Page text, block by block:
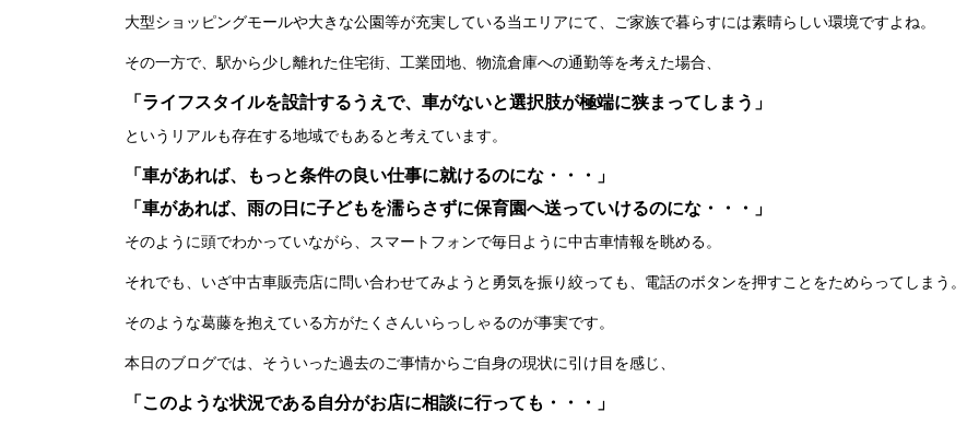
大型ショッピングモールや大きな公園等が充実している当エリアにて、ご家族で暮らすには素晴らしい環境ですよね。
その一方で、駅から少し離れた住宅街、工業団地、物流倉庫への通勤等を考えた場合、
「ライフスタイルを設計するうえで、車がないと選択肢が極端に狭まってしまう」
というリアルも存在する地域でもあると考えています。
「車があれば、もっと条件の良い仕事に就けるのにな・・・」
「車があれば、雨の日に子どもを濡らさずに保育園へ送っていけるのにな・・・」
そのように頭でわかっていながら、スマートフォンで毎日ように中古車情報を眺める。
それでも、いざ中古車販売店に問い合わせてみようと勇気を振り絞っても、電話のボタンを押すことをためらってしまう。
そのような葛藤を抱えている方がたくさんいらっしゃるのが事実です。
本日のブログでは、そういった過去のご事情からご自身の現状に引け目を感じ、
「このような状況である自分がお店に相談に行っても・・・」